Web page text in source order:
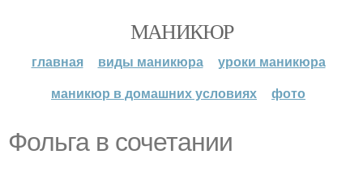
МАНИКЮР
главная виды маникюра
уроки маникюра
маникюр в домашних условиях
фото
Фольга в сочетании